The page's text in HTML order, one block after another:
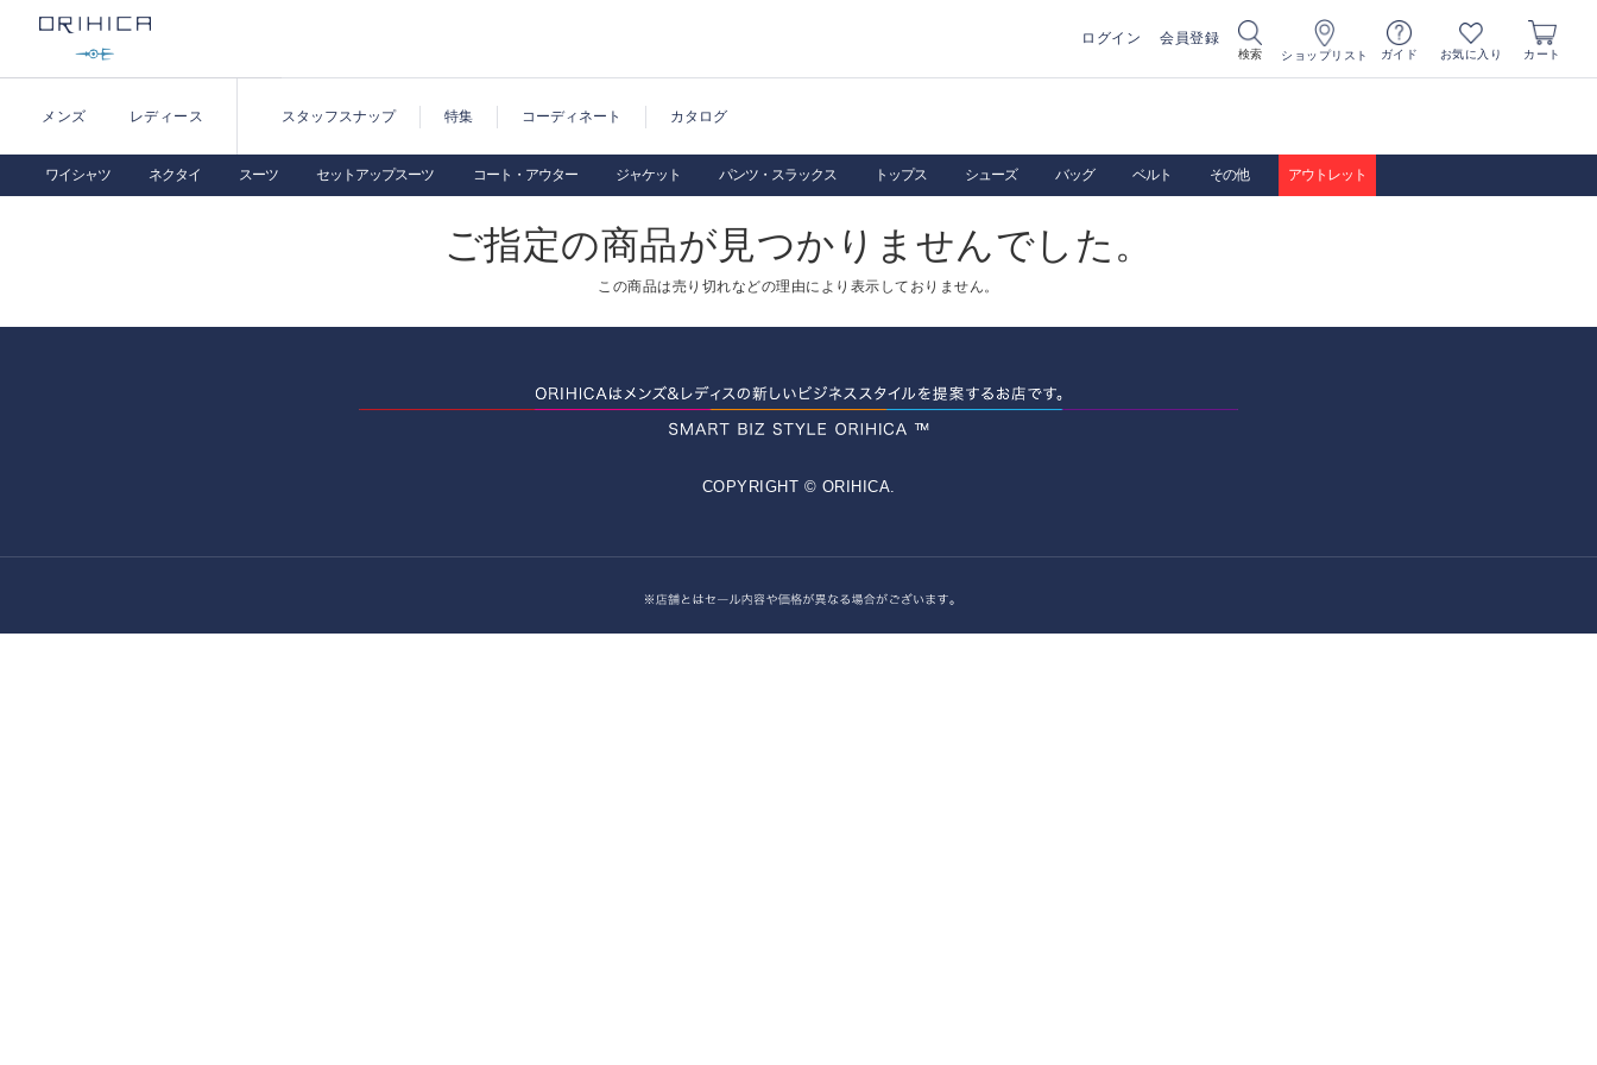
ログイン 会員登録
検索 ショップリスト ガイド お気に入り カート
メンズ レディース スタッフスナップ 特集 コーディネート カタログ
ワイシャツ ネクタイ スーツ セットアップスーツ コート・アウター ジャケット パンツ・スラックス トップス シューズ バッグ ベルト その他 アウトレット
ご指定の商品が見つかりませんでした。
この商品は売り切れなどの理由により表示しておりません。
COPYRIGHT © ORIHICA.